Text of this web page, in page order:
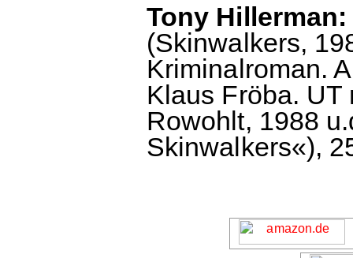
Tony
(Skinwalkers,
Kriminalroman.
Klaus Fröba. UT
Rowohlt, 1988
Skinwalkers«),